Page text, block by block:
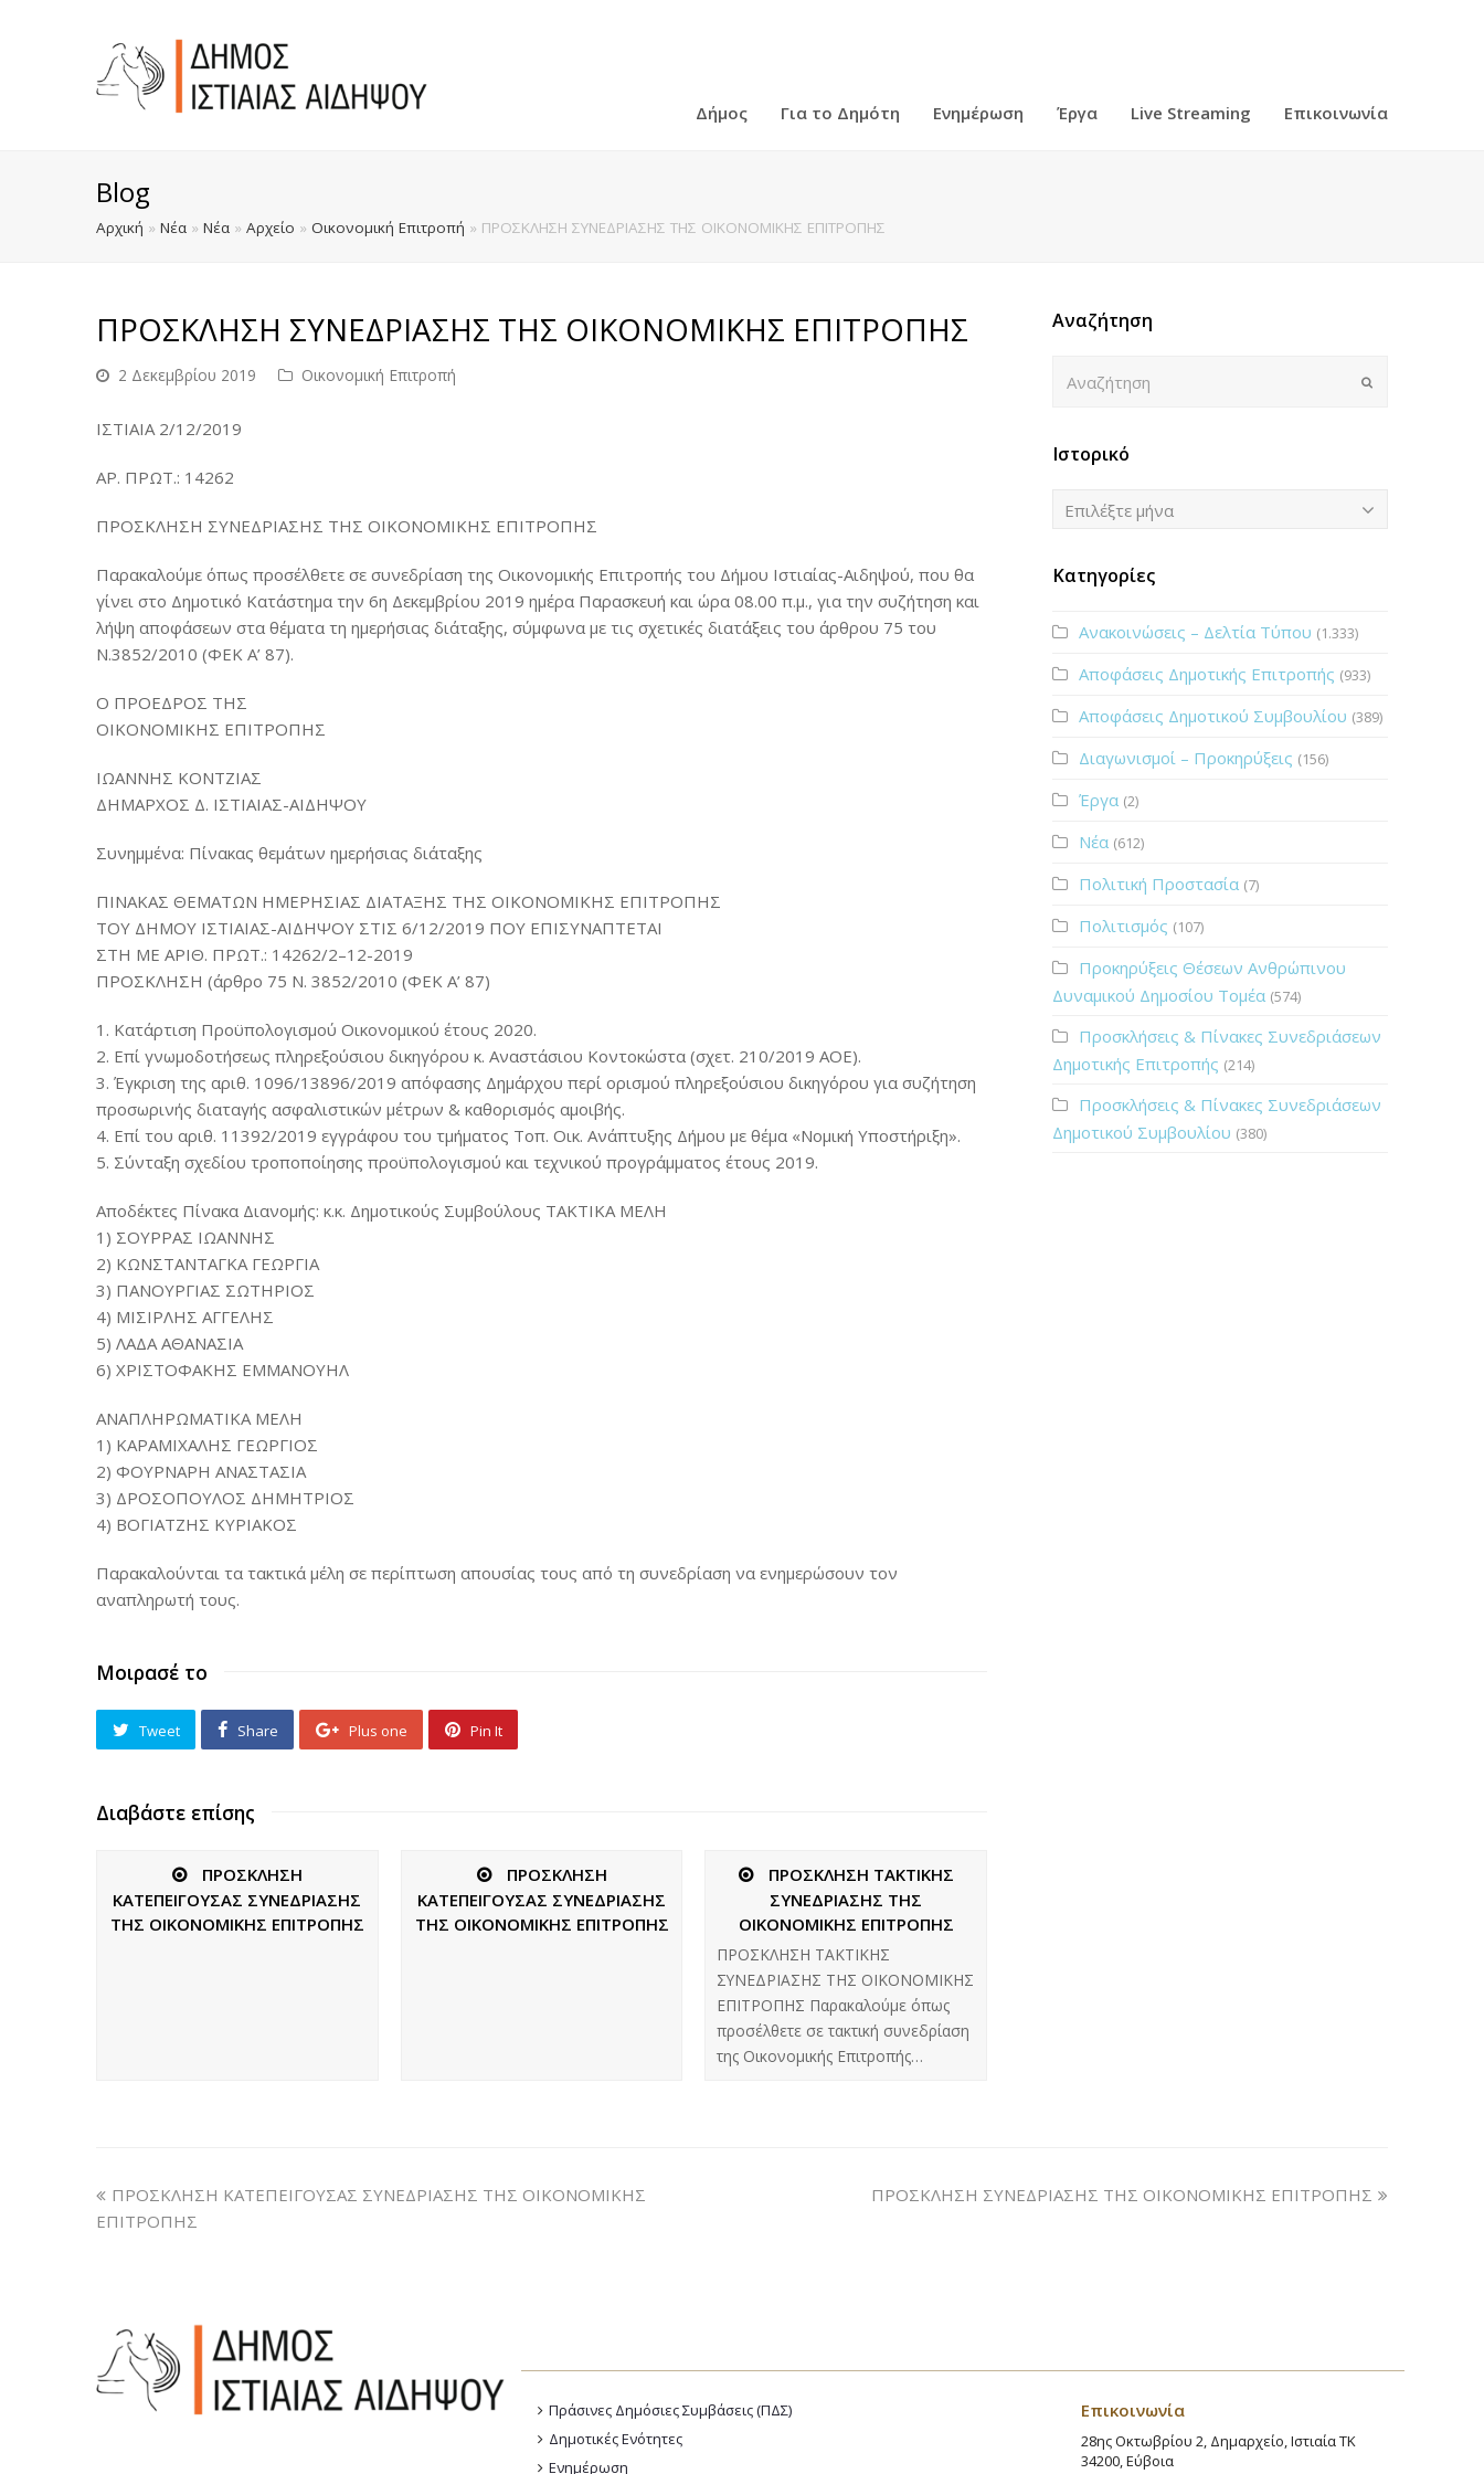
Δήμος Για το Δημότη Ενημέρωση Έργα Live Streaming Επικοινωνία
Blog
Αρχική » Νέα » Νέα » Αρχείο » Οικονομική Επιτροπή » ΠΡΟΣΚΛΗΣΗ ΣΥΝΕΔΡΙΑΣΗΣ ΤΗΣ ΟΙΚΟΝΟΜΙΚΗΣ ΕΠΙΤΡΟΠΗΣ
ΠΡΟΣΚΛΗΣΗ ΣΥΝΕΔΡΙΑΣΗΣ ΤΗΣ ΟΙΚΟΝΟΜΙΚΗΣ ΕΠΙΤΡΟΠΗΣ
2 Δεκεμβρίου 2019 Οικονομική Επιτροπή
ΙΣΤΙΑΙΑ 2/12/2019
ΑΡ. ΠΡΩΤ.: 14262
ΠΡΟΣΚΛΗΣΗ ΣΥΝΕΔΡΙΑΣΗΣ ΤΗΣ ΟΙΚΟΝΟΜΙΚΗΣ ΕΠΙΤΡΟΠΗΣ
Παρακαλούμε όπως προσέλθετε σε συνεδρίαση της Οικονομικής Επιτροπής του Δήμου Ιστιαίας-Αιδηψού, που θα
γίνει στο Δημοτικό Κατάστημα την 6η Δεκεμβρίου 2019 ημέρα Παρασκευή και ώρα 08.00 π.μ., για την συζήτηση και
λήψη αποφάσεων στα θέματα τη ημερήσιας διάταξης, σύμφωνα με τις σχετικές διατάξεις του άρθρου 75 του
Ν.3852/2010 (ΦΕΚ Α’ 87).
Ο ΠΡΟΕΔΡΟΣ ΤΗΣ
ΟΙΚΟΝΟΜΙΚΗΣ ΕΠΙΤΡΟΠΗΣ
ΙΩΑΝΝΗΣ ΚΟΝΤΖΙΑΣ
ΔΗΜΑΡΧΟΣ Δ. ΙΣΤΙΑΙΑΣ-ΑΙΔΗΨΟΥ
Συνημμένα: Πίνακας θεμάτων ημερήσιας διάταξης
ΠΙΝΑΚΑΣ ΘΕΜΑΤΩΝ ΗΜΕΡΗΣΙΑΣ ΔΙΑΤΑΞΗΣ ΤΗΣ ΟΙΚΟΝΟΜΙΚΗΣ ΕΠΙΤΡΟΠΗΣ
ΤΟΥ ΔΗΜΟΥ ΙΣΤΙΑΙΑΣ-ΑΙΔΗΨΟΥ ΣΤΙΣ 6/12/2019 ΠΟΥ ΕΠΙΣΥΝΑΠΤΕΤΑΙ
ΣΤΗ ΜΕ ΑΡΙΘ. ΠΡΩΤ.: 14262/2–12-2019
ΠΡΟΣΚΛΗΣΗ (άρθρο 75 Ν. 3852/2010 (ΦΕΚ Α’ 87)
1. Κατάρτιση Προϋπολογισμού Οικονομικού έτους 2020.
2. Επί γνωμοδοτήσεως πληρεξούσιου δικηγόρου κ. Αναστάσιου Κοντοκώστα (σχετ. 210/2019 ΑΟΕ).
3. Έγκριση της αριθ. 1096/13896/2019 απόφασης Δημάρχου περί ορισμού πληρεξούσιου δικηγόρου για συζήτηση
προσωρινής διαταγής ασφαλιστικών μέτρων & καθορισμός αμοιβής.
4. Επί του αριθ. 11392/2019 εγγράφου του τμήματος Τοπ. Οικ. Ανάπτυξης Δήμου με θέμα «Νομική Υποστήριξη».
5. Σύνταξη σχεδίου τροποποίησης προϋπολογισμού και τεχνικού προγράμματος έτους 2019.
Αποδέκτες Πίνακα Διανομής: κ.κ. Δημοτικούς Συμβούλους ΤΑΚΤΙΚΑ ΜΕΛΗ
1) ΣΟΥΡΡΑΣ ΙΩΑΝΝΗΣ
2) ΚΩΝΣΤΑΝΤΑΓΚΑ ΓΕΩΡΓΙΑ
3) ΠΑΝΟΥΡΓΙΑΣ ΣΩΤΗΡΙΟΣ
4) ΜΙΣΙΡΛΗΣ ΑΓΓΕΛΗΣ
5) ΛΑΔΑ ΑΘΑΝΑΣΙΑ
6) ΧΡΙΣΤΟΦΑΚΗΣ ΕΜΜΑΝΟΥΗΛ
ΑΝΑΠΛΗΡΩΜΑΤΙΚΑ ΜΕΛΗ
1) ΚΑΡΑΜΙΧΑΛΗΣ ΓΕΩΡΓΙΟΣ
2) ΦΟΥΡΝΑΡΗ ΑΝΑΣΤΑΣΙΑ
3) ΔΡΟΣΟΠΟΥΛΟΣ ΔΗΜΗΤΡΙΟΣ
4) ΒΟΓΙΑΤΖΗΣ ΚΥΡΙΑΚΟΣ
Παρακαλούνται τα τακτικά μέλη σε περίπτωση απουσίας τους από τη συνεδρίαση να ενημερώσουν τον
αναπληρωτή τους.
Μοιρασέ το
Tweet Share Plus one Pin It
Διαβάστε επίσης
ΠΡΟΣΚΛΗΣΗ
ΚΑΤΕΠΕΙΓΟΥΣΑΣ ΣΥΝΕΔΡΙΑΣΗΣ
ΤΗΣ ΟΙΚΟΝΟΜΙΚΗΣ ΕΠΙΤΡΟΠΗΣ
ΠΡΟΣΚΛΗΣΗ
ΚΑΤΕΠΕΙΓΟΥΣΑΣ ΣΥΝΕΔΡΙΑΣΗΣ
ΤΗΣ ΟΙΚΟΝΟΜΙΚΗΣ ΕΠΙΤΡΟΠΗΣ
ΠΡΟΣΚΛΗΣΗ ΤΑΚΤΙΚΗΣ
ΣΥΝΕΔΡΙΑΣΗΣ ΤΗΣ
ΟΙΚΟΝΟΜΙΚΗΣ ΕΠΙΤΡΟΠΗΣ
ΠΡΟΣΚΛΗΣΗ ΤΑΚΤΙΚΗΣ
ΣΥΝΕΔΡΙΑΣΗΣ ΤΗΣ ΟΙΚΟΝΟΜΙΚΗΣ
ΕΠΙΤΡΟΠΗΣ Παρακαλούμε όπως
προσέλθετε σε τακτική συνεδρίαση
της Οικονομικής Επιτροπής…
Αναζήτηση
Ιστορικό
Ιστορικό
Επιλέξτε μήνα
Κατηγορίες
Ανακοινώσεις – Δελτία Τύπου (1.333)
Αποφάσεις Δημοτικής Επιτροπής (933)
Αποφάσεις Δημοτικού Συμβουλίου (389)
Διαγωνισμοί – Προκηρύξεις (156)
Έργα (2)
Νέα (612)
Πολιτική Προστασία (7)
Πολιτισμός (107)
Προκηρύξεις Θέσεων Ανθρώπινου
Δυναμικού Δημοσίου Τομέα (574)
Προσκλήσεις & Πίνακες Συνεδριάσεων
Δημοτικής Επιτροπής (214)
Προσκλήσεις & Πίνακες Συνεδριάσεων
Δημοτικού Συμβουλίου (380)
ΠΡΟΣΚΛΗΣΗ ΚΑΤΕΠΕΙΓΟΥΣΑΣ ΣΥΝΕΔΡΙΑΣΗΣ ΤΗΣ ΟΙΚΟΝΟΜΙΚΗΣ
ΕΠΙΤΡΟΠΗΣ
ΠΡΟΣΚΛΗΣΗ ΣΥΝΕΔΡΙΑΣΗΣ ΤΗΣ ΟΙΚΟΝΟΜΙΚΗΣ ΕΠΙΤΡΟΠΗΣ
Πράσινες Δημόσιες Συμβάσεις (ΠΔΣ)
Δημοτικές Ενότητες
Ενημέρωση
Επικοινωνία
28ης Οκτωβρίου 2, Δημαρχείο, Ιστιαία ΤΚ
34200, Εύβοια